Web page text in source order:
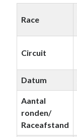
Race
Circuit
Datum
Aantal
ronden/
Raceafstand